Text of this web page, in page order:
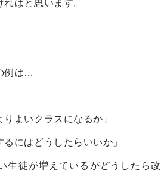
ばと思います。
例は…
りよいクラスになるか」
るにはどうしたらいいか」
生徒が増えているがどうしたら改